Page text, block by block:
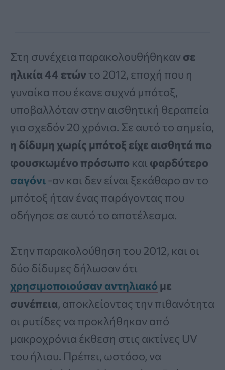
Στη συνέχεια παρακολουθήθηκαν σε
ηλικία 44 ετών το 2012, εποχή που η
γυναίκα που έκανε συχνά μπότοξ,
υποβαλλόταν στην αισθητική θεραπεία
για σχεδόν 20 χρόνια. Σε αυτό το σημείο,
η δίδυμη χωρίς μπότοξ είχε αισθητά πιο
φουσκωμένο πρόσωπο και φαρδύτερο
σαγόνι-αν και δεν είναι ξεκάθαρο αν το
μπότοξ ήταν ένας παράγοντας που
οδήγησε σε αυτό το αποτέλεσμα.
Στην παρακολούθηση του 2012, και οι
δύο δίδυμες δήλωσαν ότι
χρησιμοποιούσαν αντηλιακό με
συνέπεια, αποκλείοντας την πιθανότητα
οι ρυτίδες να προκλήθηκαν από
μακροχρόνια έκθεση στις ακτίνες UV
του ήλιου. Πρέπει, ωστόσο, να